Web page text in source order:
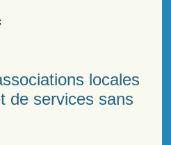
locales
de services sans